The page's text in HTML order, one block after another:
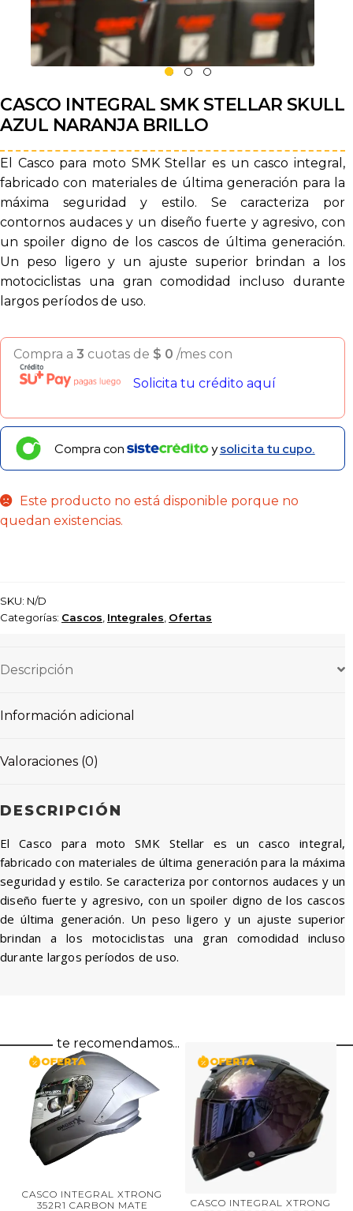
CASCO INTEGRAL SMK STELLAR SKULL
AZUL NARANJA BRILLO
El Casco para moto SMK Stellar es un casco integral,
fabricado con materiales de última generación para la
máxima seguridad y estilo. Se caracteriza por
contornos audaces y un diseño fuerte y agresivo, con
un spoiler digno de los cascos de última generación.
Un peso ligero y un ajuste superior brindan a los
motociclistas una gran comodidad incluso durante
largos períodos de uso.
Compra a 3 cuotas de $ 0 /mes con
Solicita tu crédito aquí
Compra con ysolicita tu cupo.
Este producto no está disponible porque no
quedan existencias.
SKU: N/D
Categorías: Cascos Integrales Ofertas
Descripción
Información adicional
Valoraciones (0)
DESCRIPCIÓN
El Casco para moto SMK Stellar es un casco integral,
fabricado con materiales de última generación para la máxima
seguridad y estilo. Se caracteriza por contornos audaces y un
diseño fuerte y agresivo, con un spoiler digno de los cascos
de última generación. Un peso ligero y un ajuste superior
brindan a los motociclistas una gran comodidad incluso
durante largos períodos de uso.
te recomendamos...
INTEGRAL XTRONG
352R1 CARBON MATE
CASCO INTEGRAL XTRONG